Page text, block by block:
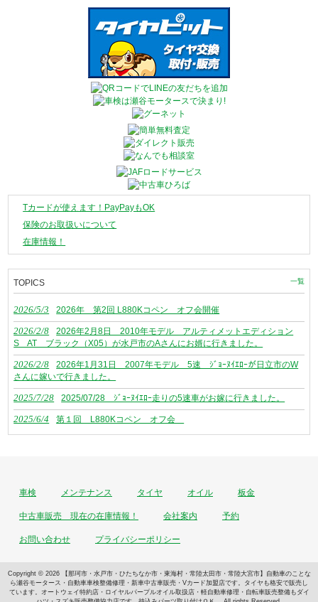
Tカードが使えます！PayPayもOK
保険のお取扱いについて
在庫情報！
TOPICS 一覧
2026/5/3 2026年 第2回 L880Kコペン オフ会開催
2026/2/8
2026年2月8日 2010年モデル アルティメットエディション
S AT ブラック（X05）が水戸市のAさんにお婿に行きました。
2026/2/8
2026年1月31日 2007年モデル 5速 ｼﾞｮｰﾇｲｴﾛｰが日立市のW
さんに嫁いで行きました。
2025/7/28 2025/07/28 ｼﾞｮｰﾇｲｴﾛｰ走りの5速車がお嫁に行きました。
2025/6/4 第１回 L880Kコペン オフ会
車検 メンテナンス タイヤ オイル 板金
中古車販売 現在の在庫情報！ 会社案内 予約
お問い合わせ プライバシーポリシー
Copyright © 2026 【那珂市・水戸市・ひたちなか市・東海村・常陸太田市・常陸大宮市】自動車のことな
ら瀬谷モータース・自動車車検整備修理・新車中古車販売・Vカード加盟店です。タイヤも格安で販売し
ています。オートウェイ特約店・ロイヤルパープルオイル取扱店・軽自動車修理・自転車販売整備もダイ